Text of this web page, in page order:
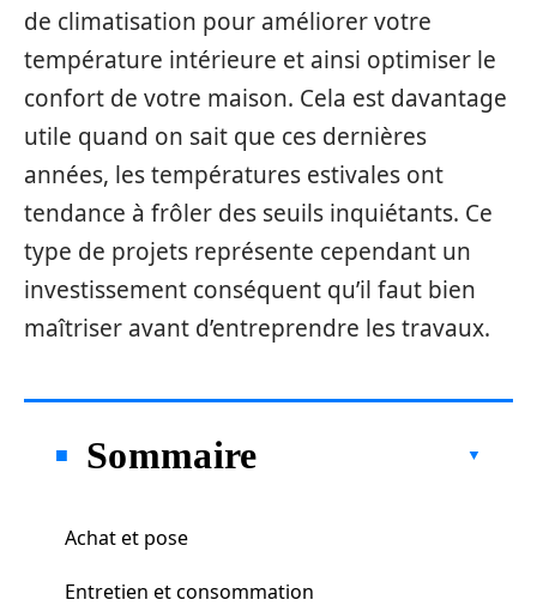
de climatisation pour améliorer votre
température intérieure et ainsi optimiser le
confort de votre maison. Cela est davantage
utile quand on sait que ces dernières
années, les températures estivales ont
tendance à frôler des seuils inquiétants. Ce
type de projets représente cependant un
investissement conséquent qu’il faut bien
maîtriser avant d’entreprendre les travaux.
Sommaire
Achat et pose
Entretien et consommation